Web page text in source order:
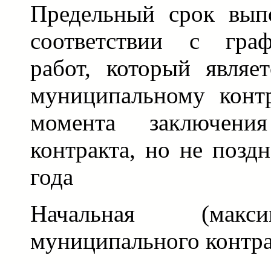
Предельный срок
соответствии с
работ, который
муниципальному
момента
контракта, но не
года
Начальная
муниципального